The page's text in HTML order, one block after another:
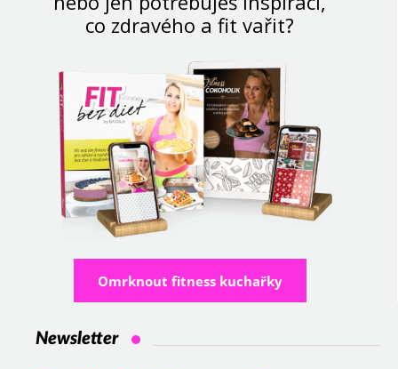
co zdravého a fit vařit?
Omrknout fitness kuchařky
Newsletter